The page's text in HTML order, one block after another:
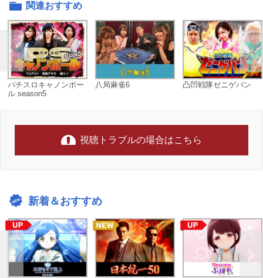
関連おすすめ
パチスロキャノンボー
ル season5
八局麻雀6 凸凹戦隊ゼニゲバン
視聴トラブルの場合はこちら
新着＆おすすめ